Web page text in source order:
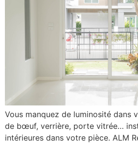
Vous manquez de luminosité dans
de bœuf, verrière, porte vitrée…
intérieures dans votre pièce. ALM